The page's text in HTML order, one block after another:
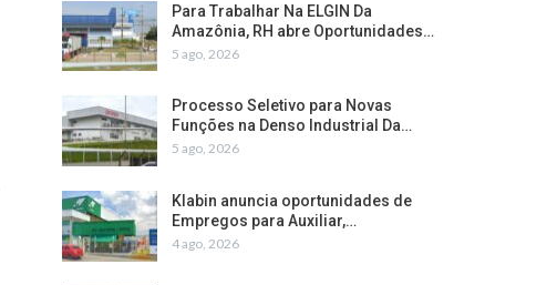
Para Trabalhar Na ELGIN Da
Amazônia, RH abre Oportunidades…
5 ago, 2026
Processo Seletivo para Novas
Funções na Denso Industrial Da…
5 ago, 2026
Klabin anuncia oportunidades de
Empregos para Auxiliar,…
4 ago, 2026